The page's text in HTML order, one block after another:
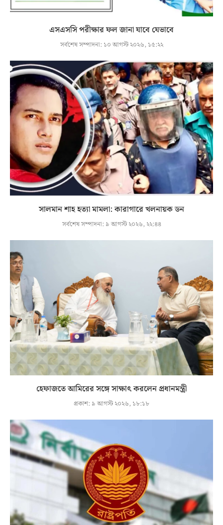
এসএসসি পরীক্ষার ফল জানা যাবে যেভাবে
সর্বশেষ সম্পাদনা: ১০ আগস্ট ২০২৬, ১৫:২২
সালমান শাহ হত্যা মামলা: কারাগারে খলনায়ক ডন
সর্বশেষ সম্পাদনা: ৯ আগস্ট ২০২৬, ২২:৪৪
হেফাজতে আমিরের সঙ্গে সাক্ষাৎ করলেন প্রধানমন্ত্রী
প্রকাশ: ৯ আগস্ট ২০২৬, ১৮:১৮